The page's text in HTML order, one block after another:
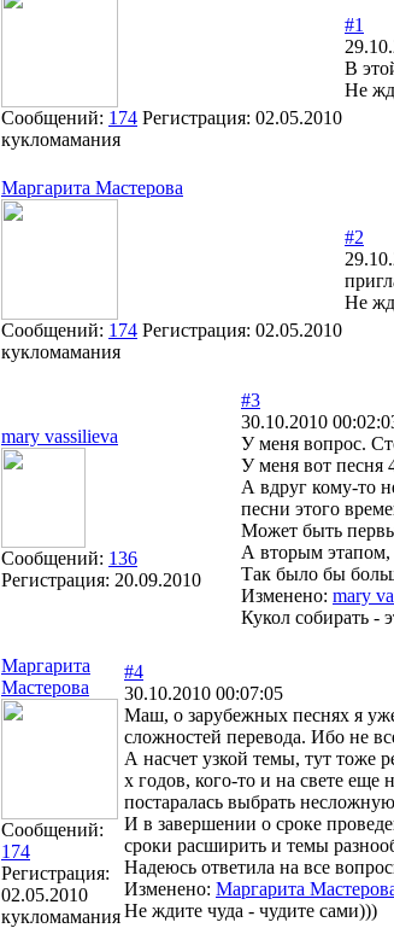
Сообщений: 174 Регистрация: 02.05.2010
кукломамания
#1
В
Не
Маргарита Мастерова
Сообщений: 174 Регистрация: 02.05.2010
кукломамания
#2
Не
mary vassilieva
Сообщений: 136
Регистрация: 20.09.2010
#3
30.10.2010
У меня вопрос.
У меня вот песня
А вдруг кому-то
песни этого
Может быть
А вторым этапом,
Так было бы
Изменено: mary
Кукол собирать -
Маргарита
Мастерова
Сообщений:
174
Регистрация:
02.05.2010
кукломамания
#4
30.10.2010 00:07:05
Маш, о зарубежных песнях я
сложностей перевода. Ибо не
А насчет узкой темы, тут тоже
х годов, кого-то и на свете
постаралась выбрать
И в завершении о сроке
сроки расширить и темы
Надеюсь ответила на все
Изменено: Маргарита
Не ждите чуда - чудите сами)))